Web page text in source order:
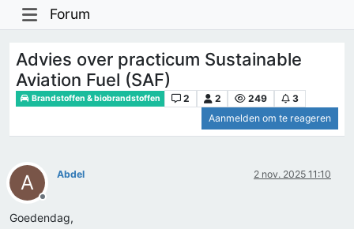
Forum
Advies over practicum Sustainable
Aviation Fuel (SAF)
Brandstoffen & biobrandstoffen 2 2 249
3
Aanmelden om te reageren
A
Offline
Abdel 2 nov. 2025 11:10
Goedendag,